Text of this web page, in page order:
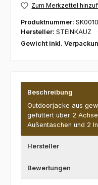
Zum Merkzettel
Produktnummer:
Hersteller: STEINKAUZ
Gewicht inkl.
Beschreibung
Outdoorjacke aus
gefüttert über 2
Außentaschen und 2
Hersteller
Bewertungen